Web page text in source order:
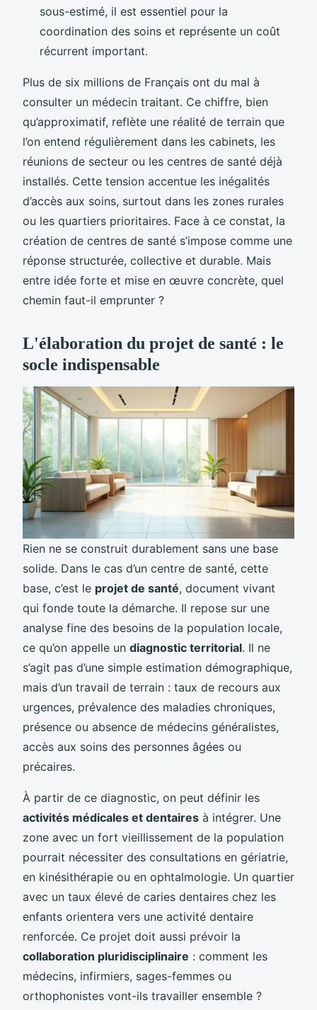
sous-estimé, il est essentiel pour la
coordination des soins et représente un coût
récurrent important.
Plus de six millions de Français ont du mal à
consulter un médecin traitant. Ce chiffre, bien
qu’approximatif, reflète une réalité de terrain que
l’on entend régulièrement dans les cabinets, les
réunions de secteur ou les centres de santé déjà
installés. Cette tension accentue les inégalités
d’accès aux soins, surtout dans les zones rurales
ou les quartiers prioritaires. Face à ce constat, la
création de centres de santé s’impose comme une
réponse structurée, collective et durable. Mais
entre idée forte et mise en œuvre concrète, quel
chemin faut-il emprunter ?
L'élaboration du projet de santé : le
socle indispensable
Rien ne se construit durablement sans une base
solide. Dans le cas d’un centre de santé, cette
base, c’est le projet de santé, document vivant
qui fonde toute la démarche. Il repose sur une
analyse fine des besoins de la population locale,
ce qu’on appelle un diagnostic territorial. Il ne
s’agit pas d’une simple estimation démographique,
mais d’un travail de terrain : taux de recours aux
urgences, prévalence des maladies chroniques,
présence ou absence de médecins généralistes,
accès aux soins des personnes âgées ou
précaires.
À partir de ce diagnostic, on peut définir les
activités médicales et dentaires à intégrer. Une
zone avec un fort vieillissement de la population
pourrait nécessiter des consultations en gériatrie,
en kinésithérapie ou en ophtalmologie. Un quartier
avec un taux élevé de caries dentaires chez les
enfants orientera vers une activité dentaire
renforcée. Ce projet doit aussi prévoir la
collaboration pluridisciplinaire : comment les
médecins, infirmiers, sages-femmes ou
orthophonistes vont-ils travailler ensemble ?